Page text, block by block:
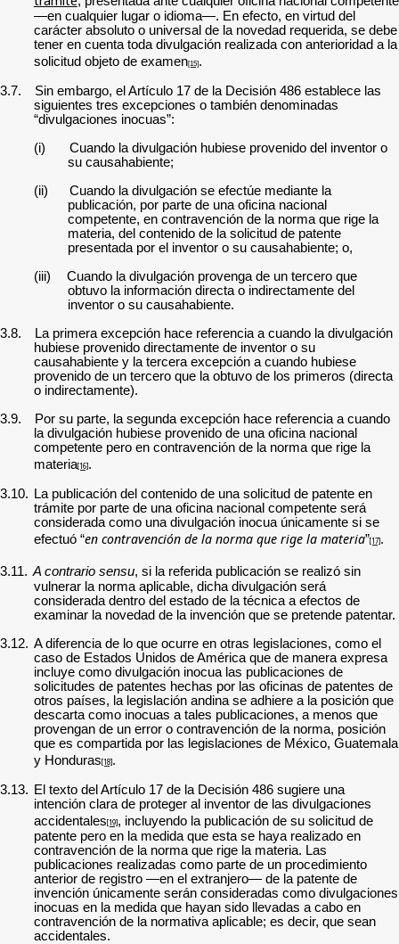
—en cualquier lugar o idioma—. En efecto, en virtud del
carácter absoluto o universal de la novedad requerida, se debe
tener en cuenta toda divulgación realizada con anterioridad a la
solicitud objeto de examen[15].
3.7.
Sin embargo, el Artículo 17 de la Decisión 486 establece las
siguientes tres excepciones o también denominadas
“divulgaciones inocuas”:
(i)
Cuando la divulgación hubiese provenido del inventor o
su causahabiente;
(ii)
Cuando la divulgación se efectúe mediante la
publicación, por parte de una oficina nacional
competente, en contravención de la norma que rige la
materia, del contenido de la solicitud de patente
presentada por el inventor o su causahabiente; o,
(iii)
Cuando la divulgación provenga de un tercero que
obtuvo la información directa o indirectamente del
inventor o su causahabiente.
3.8.
La primera excepción hace referencia a cuando la divulgación
hubiese provenido directamente de inventor o su
causahabiente y la tercera excepción a cuando hubiese
provenido de un tercero que la obtuvo de los primeros (directa
o indirectamente).
3.9.
Por su parte, la segunda excepción hace referencia a cuando
la divulgación hubiese provenido de una oficina nacional
competente pero en contravención de la norma que rige la
materia[16].
3.10.
La publicación del contenido de una solicitud de patente en
trámite por parte de una oficina nacional competente será
considerada como una divulgación inocua únicamente si se
efectuó “en contravención de la norma que rige la materia”[17].
3.11. A contrario sensu, si la referida publicación se realizó sin
vulnerar la norma aplicable, dicha divulgación será
considerada dentro del estado de la técnica a efectos de
examinar la novedad de la invención que se pretende patentar.
3.12. A diferencia de lo que ocurre en otras legislaciones, como el
caso de Estados Unidos de América que de manera expresa
incluye como divulgación inocua las publicaciones de
solicitudes de patentes hechas por las oficinas de patentes de
otros países, la legislación andina se adhiere a la posición que
descarta como inocuas a tales publicaciones, a menos que
provengan de un error o contravención de la norma, posición
que es compartida por las legislaciones de México, Guatemala
y Honduras[18].
3.13. El texto del Artículo 17 de la Decisión 486 sugiere una
intención clara de proteger al inventor de las divulgaciones
accidentales[19], incluyendo la publicación de su solicitud de
patente pero en la medida que esta se haya realizado en
contravención de la norma que rige la materia. Las
publicaciones realizadas como parte de un procedimiento
anterior de registro —en el extranjero— de la patente de
invención únicamente serán consideradas como divulgaciones
inocuas en la medida que hayan sido llevadas a cabo en
contravención de la normativa aplicable; es decir, que sean
accidentales.